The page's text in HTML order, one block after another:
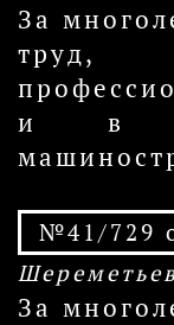
За
и в
№41/729
За